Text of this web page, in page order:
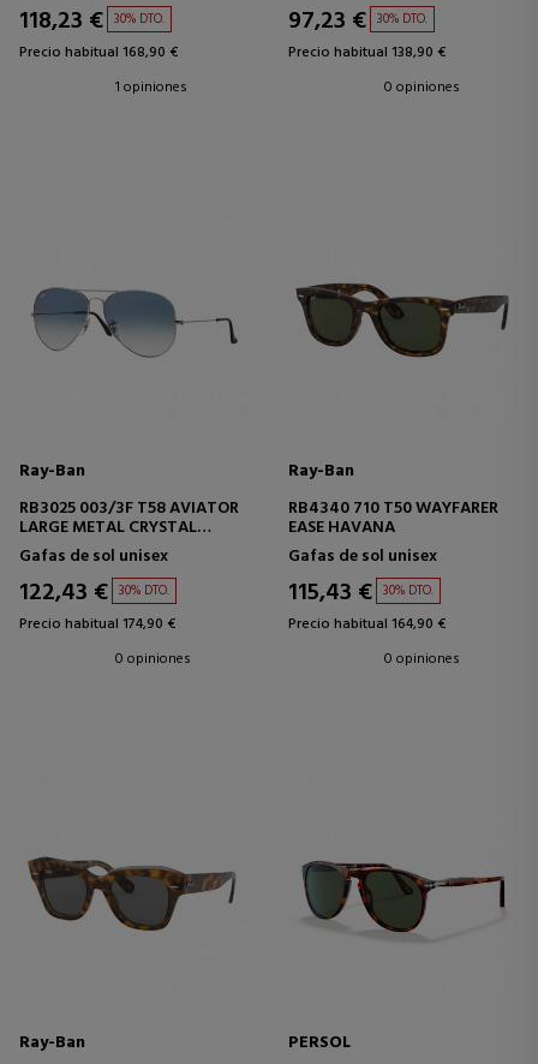
118,23 € 30% DTO.
Precio habitual 168,90 €
1 opiniones
97,23 € 30% DTO.
Precio habitual 138,90 €
0 opiniones
Ray-Ban
RB3025 003/3F T58 AVIATOR
LARGE METAL CRYSTAL
GRADIENT LIGHT
Gafas de sol unisex
122,43 € 30% DTO.
Precio habitual 174,90 €
0 opiniones
Ray-Ban
RB4340 710 T50 WAYFARER
EASE HAVANA
Gafas de sol unisex
115,43 € 30% DTO.
Precio habitual 164,90 €
0 opiniones
Ray-Ban
PERSOL